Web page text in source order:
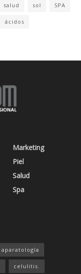
salud sol SPA
ácidos
Marketing
Piel
Salud
Spa
aparatología
celulitis.